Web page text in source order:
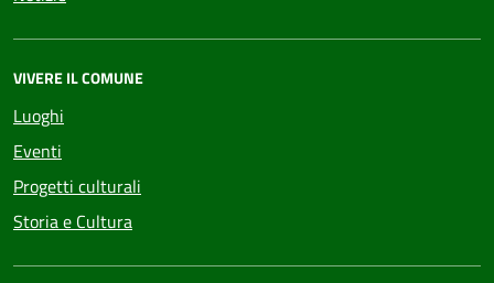
VIVERE IL COMUNE
Luoghi
Eventi
Progetti culturali
Storia e Cultura